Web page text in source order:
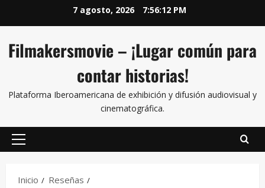
7 agosto, 2026 7:56:13 PM
Filmakersmovie – ¡Lugar común para
contar historias!
Plataforma Iberoamericana de exhibición y difusión audiovisual y
cinematográfica.
Inicio
Reseñas